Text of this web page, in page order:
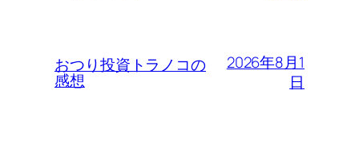
おつり投資トラノコの
感想
2026年8月1
日